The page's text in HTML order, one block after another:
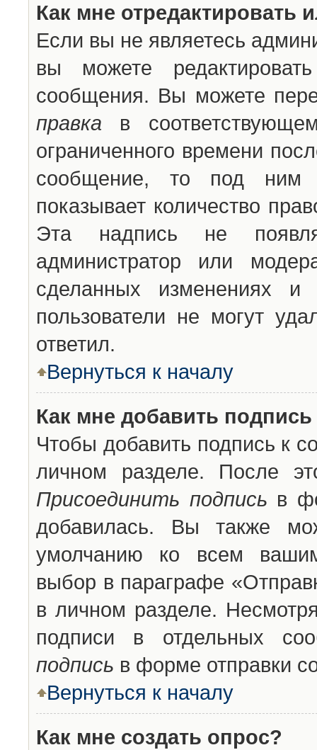
Как мне отредактировать
Если вы не являетесь
вы можете
сообщения. Вы можете
правка в
ограниченного времени
сообщение, то под ним
показывает количество
Эта надпись не
администратор или
сделанных изменениях
пользователи не могут
ответил.
Вернуться к началу
Как мне добавить
Чтобы добавить подпись к
личном разделе. После
Присоединить подпись в
добавилась. Вы также
умолчанию ко всем
выбор в параграфе
в личном разделе.
подписи в отдельных
подпись в форме отправки
Вернуться к началу
Как мне создать опрос?